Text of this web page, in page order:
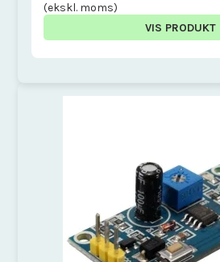
(ekskl. moms)
VIS PRODUKT